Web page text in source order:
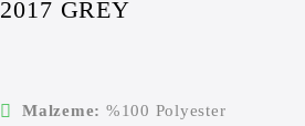
2017 GREY
Malzeme: %100 Polyester